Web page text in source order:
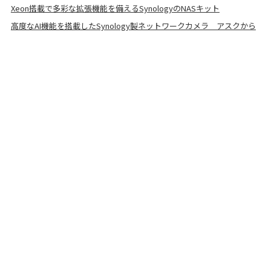
Xeon搭載で多彩な拡張機能を備えるSynologyのNASキット
高度なAI機能を搭載したSynology製ネットワークカメラ アスクから